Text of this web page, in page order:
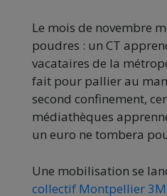
Le mois de novembre
poudres : un CT
vacataires de la
fait pour pallier au
second confinement,
médiathèques
un euro ne tombera
Une mobilisation se
collectif Montpellier 3M